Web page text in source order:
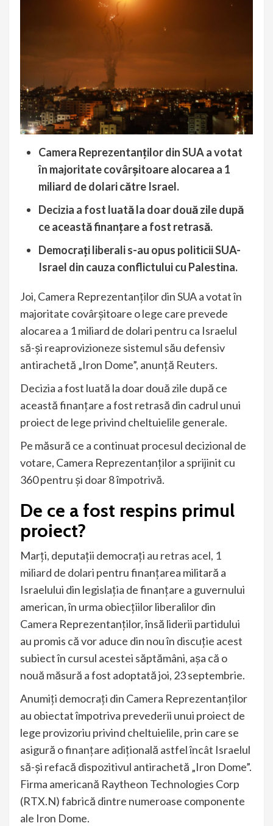
Camera Reprezentanților din SUA a votat
în majoritate covârșitoare alocarea a 1
miliard de dolari către Israel.
Decizia a fost luată la doar două zile după
ce această finanțare a fost retrasă.
Democrați liberali s-au opus politicii SUA-
Israel din cauza conflictului cu Palestina.
Joi, Camera Reprezentanților din SUA a votat în
majoritate covârșitoare o lege care prevede
alocarea a 1 miliard de dolari pentru ca Israelul
să-și reaprovizioneze sistemul său defensiv
antirachetă „Iron Dome”, anunță Reuters.
Decizia a fost luată la doar două zile după ce
această finanțare a fost retrasă din cadrul unui
proiect de lege privind cheltuielile generale.
Pe măsură ce a continuat procesul decizional de
votare, Camera Reprezentanților a sprijinit cu
360 pentru și doar 8 împotrivă.
De ce a fost respins primul
proiect?
Marți, deputații democrați au retras acel, 1
miliard de dolari pentru finanțarea militară a
Israelului din legislația de finanțare a guvernului
american, în urma obiecțiilor liberalilor din
Camera Reprezentanților, însă liderii partidului
au promis că vor aduce din nou în discuție acest
subiect în cursul acestei săptămâni, așa că o
nouă măsură a fost adoptată joi, 23 septembrie.
Anumiți democrați din Camera Reprezentanților
au obiectat împotriva prevederii unui proiect de
lege provizoriu privind cheltuielile, prin care se
asigură o finanțare adițională astfel încât Israelul
să-și refacă dispozitivul antirachetă „Iron Dome”.
Firma americană Raytheon Technologies Corp
(RTX.N) fabrică dintre numeroase componente
ale Iron Dome.